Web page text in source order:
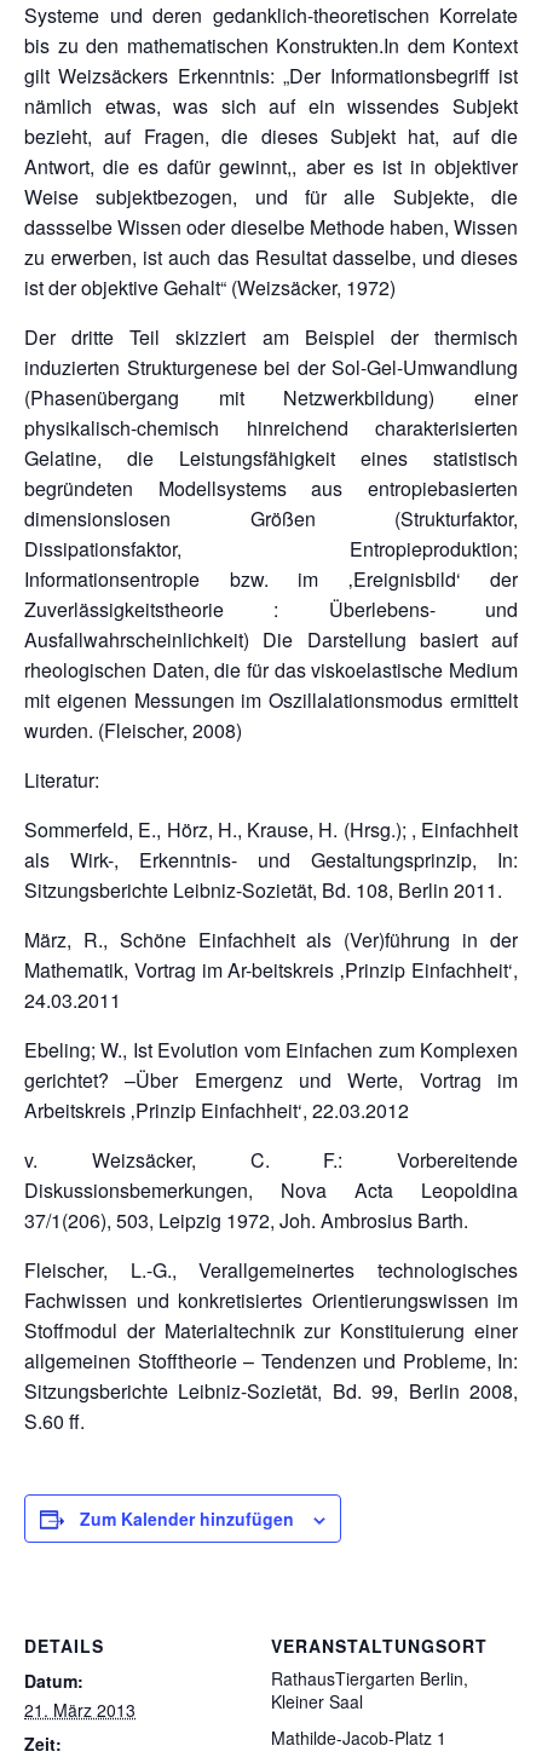
Systeme und deren gedanklich-theoretischen Korrelate
bis zu den mathematischen Konstrukten.In dem Kontext
gilt Weizsäckers Erkenntnis: „Der Informationsbegriff ist
nämlich etwas, was sich auf ein wissendes Subjekt
bezieht, auf Fragen, die dieses Subjekt hat, auf die
Antwort, die es dafür gewinnt,, aber es ist in objektiver
Weise subjektbezogen, und für alle Subjekte, die
dassselbe Wissen oder dieselbe Methode haben, Wissen
zu erwerben, ist auch das Resultat dasselbe, und dieses
ist der objektive Gehalt“ (Weizsäcker, 1972)
Der dritte Teil skizziert am Beispiel der thermisch
induzierten Strukturgenese bei der Sol-Gel-Umwandlung
(Phasenübergang mit Netzwerkbildung) einer
physikalisch-chemisch hinreichend charakterisierten
Gelatine, die Leistungsfähigkeit eines statistisch
begründeten Modellsystems aus entropiebasierten
dimensionslosen Größen (Strukturfaktor,
Dissipationsfaktor, Entropieproduktion;
Informationsentropie bzw. im ‚Ereignisbild‘ der
Zuverlässigkeitstheorie : Überlebens- und
Ausfallwahrscheinlichkeit) Die Darstellung basiert auf
rheologischen Daten, die für das viskoelastische Medium
mit eigenen Messungen im Oszillalationsmodus ermittelt
wurden. (Fleischer, 2008)
Literatur:
Sommerfeld, E., Hörz, H., Krause, H. (Hrsg.); , Einfachheit
als Wirk-, Erkenntnis- und Gestaltungsprinzip, In:
Sitzungsberichte Leibniz-Sozietät, Bd. 108, Berlin 2011.
März, R., Schöne Einfachheit als (Ver)führung in der
Mathematik, Vortrag im Ar-beitskreis ‚Prinzip Einfachheit‘,
24.03.2011
Ebeling; W., Ist Evolution vom Einfachen zum Komplexen
gerichtet? –Über Emergenz und Werte, Vortrag im
Arbeitskreis ‚Prinzip Einfachheit‘, 22.03.2012
v. Weizsäcker, C. F.: Vorbereitende
Diskussionsbemerkungen, Nova Acta Leopoldina
37/1(206), 503, Leipzig 1972, Joh. Ambrosius Barth.
Fleischer, L.-G., Verallgemeinertes technologisches
Fachwissen und konkretisiertes Orientierungswissen im
Stoffmodul der Materialtechnik zur Konstituierung einer
allgemeinen Stofftheorie – Tendenzen und Probleme, In:
Sitzungsberichte Leibniz-Sozietät, Bd. 99, Berlin 2008,
S.60 ff.
Zum Kalender hinzufügen
DETAILS
Datum:
21. März 2013
Zeit:
VERANSTALTUNGSORT
RathausTiergarten Berlin,
Kleiner Saal
Mathilde-Jacob-Platz 1